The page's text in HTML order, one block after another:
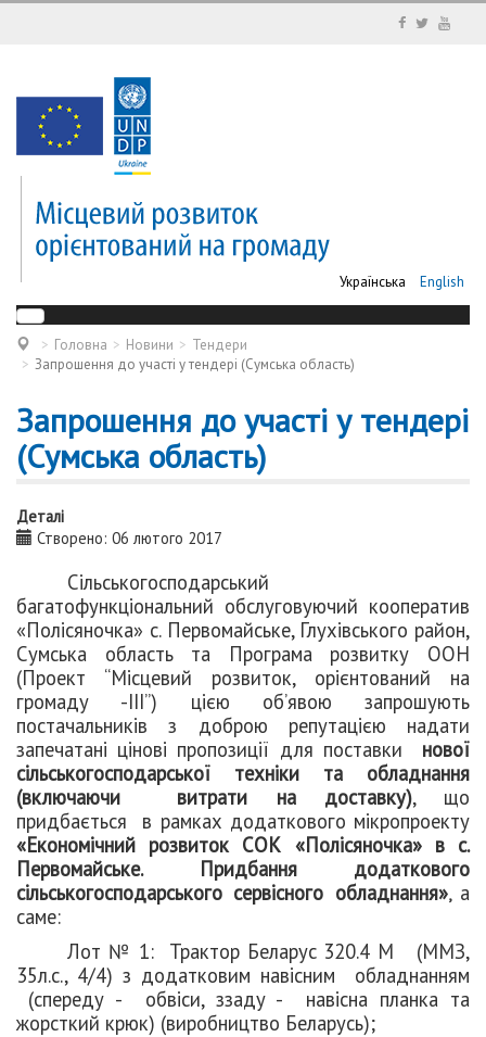
Українська English
Головна Новини
Тендери
Запрошення до участі у тендері (Сумська область)
Запрошення до участі у тендері
(Сумська область)
Деталі
Створено: 06 лютого 2017
Сільськогосподарський
багатофункціональний обслуговуючий кооператив
«Полісяночка» с. Первомайське, Глухівського район,
Сумська область та Програма розвитку ООН
(Проект “Місцевий розвиток, орієнтований на
громаду -ІІІ”) цією об’явою запрошують
постачальників з доброю репутацією надати
запечатані цінові пропозиції для поставки нової
сільськогосподарської техніки та обладнання
(включаючи витрати на доставку), що
придбається в рамках додаткового мікропроекту
«Економічний розвиток СОК «Полісяночка» в с.
Первомайське. Придбання додаткового
сільськогосподарського сервісного обладнання», а
саме:
Лот № 1: Трактор Беларус 320.4 М (ММЗ,
35л.с., 4/4) з додатковим навісним обладнанням
(спереду - обвіси, ззаду - навісна планка та
жорсткий крюк) (виробництво Беларусь);